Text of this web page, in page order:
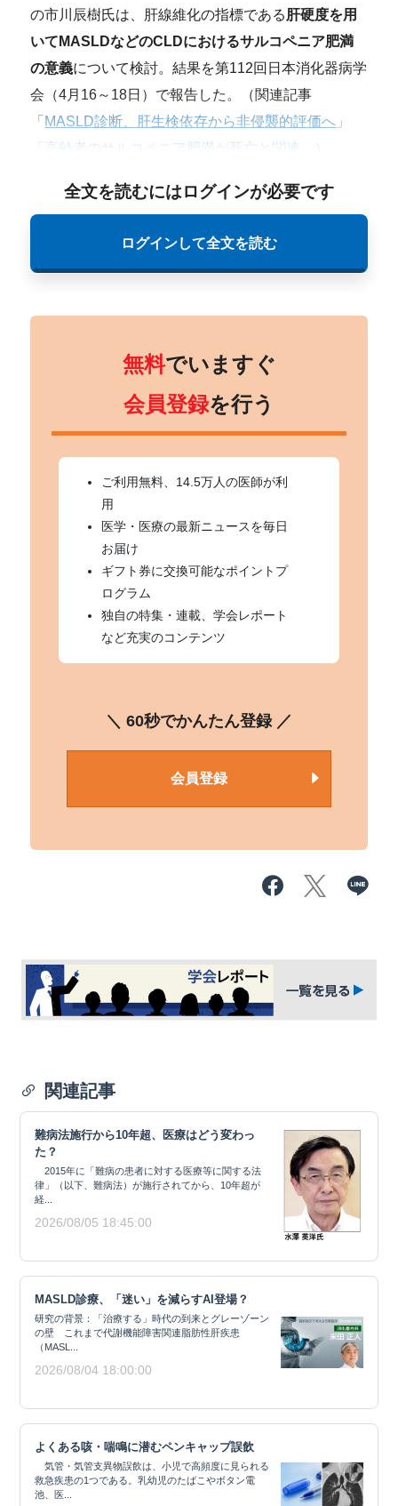
の市川辰樹氏は、
肝線維化の指標である肝硬度を用
いてMASLDなどのCLDにおけるサルコペニア肥満
の意義について検討。結果を第112回日本消化器病学
会（4月16～18日）で報告した。（関連記事
「 MASLD診断、肝生検依存から非侵襲的評価へ 」
高齢者のサルコペニア肥満が死亡と関連
全文を読むにはログインが必要です
ログインして全文を読む
無料でいますぐ
会員登録を行う
ご利用無料、14.5万人の医師が利
用
医学・医療の最新ニュースを毎日
お届け
ギフト券に交換可能なポイントプ
ログラム
独自の特集・連載、学会レポート
など充実のコンテンツ
＼ 60秒でかんたん登録 ／
会員登録
関連記事
難病法施行から10年超、医療はどう変わっ
た？
2015年に「難病の患者に対する医療等に関する法
律」（以下、難病法）が施行されてから、10年超が
経...
2026/08/05 18:45:00
MASLD診療、「迷い」を減らすAI登場？
研究の背景：「治療する」時代の到来とグレーゾーン
の壁 これまで代謝機能障害関連脂肪性肝疾患
（MASL...
2026/08/04 18:00:00
よくある咳・喘鳴に潜むペンキャップ誤飲
気管・気管支異物誤飲は、小児で高頻度に見られる
救急疾患の1つである。乳幼児のたばこやボタン電
池、医...